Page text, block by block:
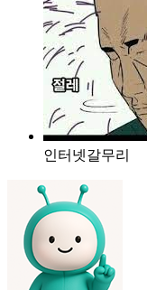
인터넷갈무리